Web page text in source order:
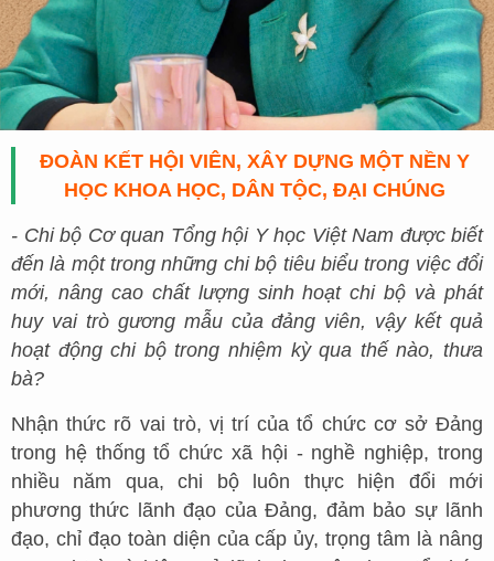
ĐOÀN KẾT HỘI VIÊN, XÂY DỰNG MỘT NỀN Y
HỌC KHOA HỌC, DÂN TỘC, ĐẠI CHÚNG
- Chi bộ Cơ quan Tổng hội Y học Việt Nam được biết
đến là một trong những chi bộ tiêu biểu trong việc đổi
mới, nâng cao chất lượng sinh hoạt chi bộ và phát
huy vai trò gương mẫu của đảng viên, vậy kết quả
hoạt động chi bộ trong nhiệm kỳ qua thế nào, thưa
bà?
Nhận thức rõ vai trò, vị trí của tổ chức cơ sở Đảng
trong hệ thống tổ chức xã hội - nghề nghiệp, trong
nhiều năm qua, chi bộ luôn thực hiện đổi mới
phương thức lãnh đạo của Đảng, đảm bảo sự lãnh
đạo, chỉ đạo toàn diện của cấp ủy, trọng tâm là nâng